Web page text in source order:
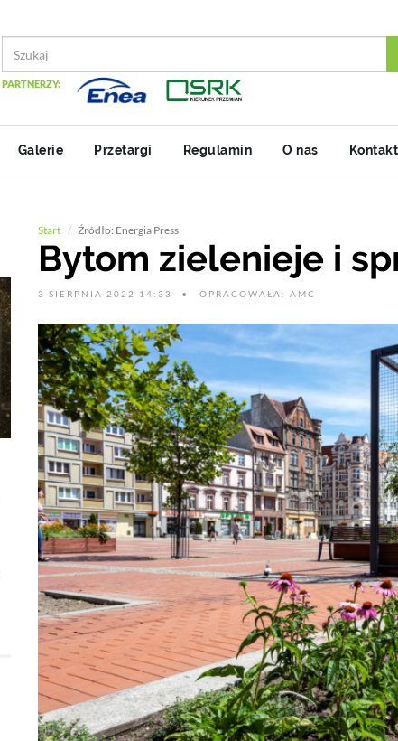
PARTNERZY:
Galerie Przetargi Regulamin O nas Kontakt
Start Źródło: Energia Press
Bytom zielenieje i
3 SIERPNIA 2022 14:33 OPRACOWAŁA: AMC